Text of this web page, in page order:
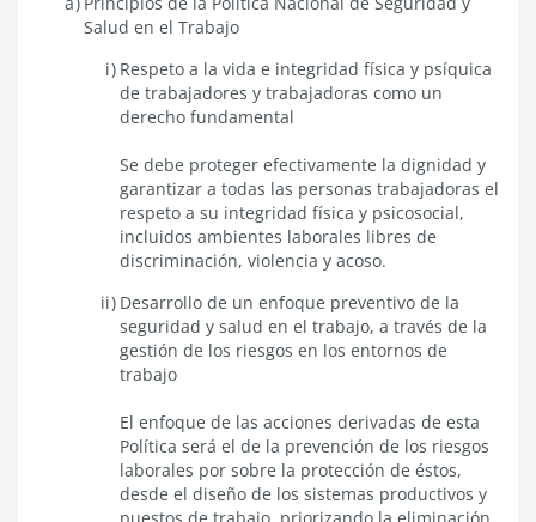
laboral
Salud en el Trabajo
Respeto a la vida e integridad física y psíquica
de trabajadores y trabajadoras como un
derecho fundamental
Se debe proteger efectivamente la dignidad y
garantizar a todas las personas trabajadoras el
respeto a su integridad física y psicosocial,
incluidos ambientes laborales libres de
discriminación, violencia y acoso.
Desarrollo de un enfoque preventivo de la
seguridad y salud en el trabajo, a través de la
gestión de los riesgos en los entornos de
trabajo
El enfoque de las acciones derivadas de esta
Política será el de la prevención de los riesgos
laborales por sobre la protección de éstos,
desde el diseño de los sistemas productivos y